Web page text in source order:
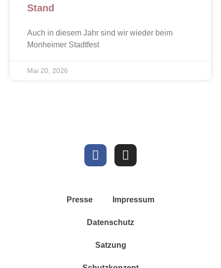
Stand
Auch in diesem Jahr sind wir wieder beim
Monheimer Stadtfest
Mai 20, 2026
Presse Impressum
Datenschutz
Satzung